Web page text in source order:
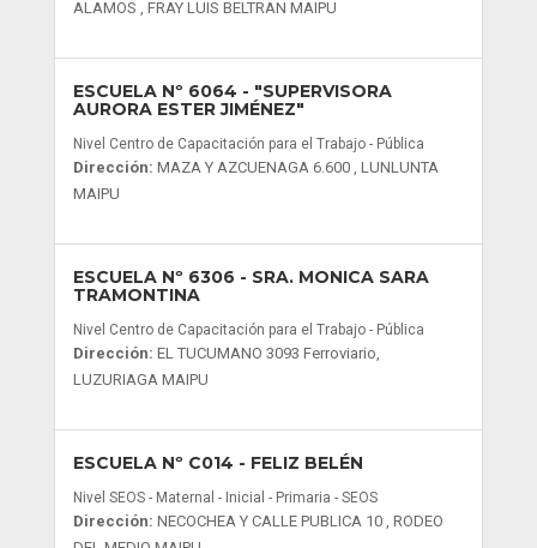
ALAMOS , FRAY LUIS BELTRAN MAIPU
ESCUELA Nº 6064 - "SUPERVISORA
AURORA ESTER JIMÉNEZ"
Nivel Centro de Capacitación para el Trabajo - Pública
Dirección: MAZA Y AZCUENAGA 6.600 , LUNLUNTA
MAIPU
ESCUELA Nº 6306 - SRA. MONICA SARA
TRAMONTINA
Nivel Centro de Capacitación para el Trabajo - Pública
Dirección: EL TUCUMANO 3093 Ferroviario,
LUZURIAGA MAIPU
ESCUELA Nº C014 - FELIZ BELÉN
Nivel SEOS - Maternal - Inicial - Primaria - SEOS
Dirección: NECOCHEA Y CALLE PUBLICA 10 , RODEO